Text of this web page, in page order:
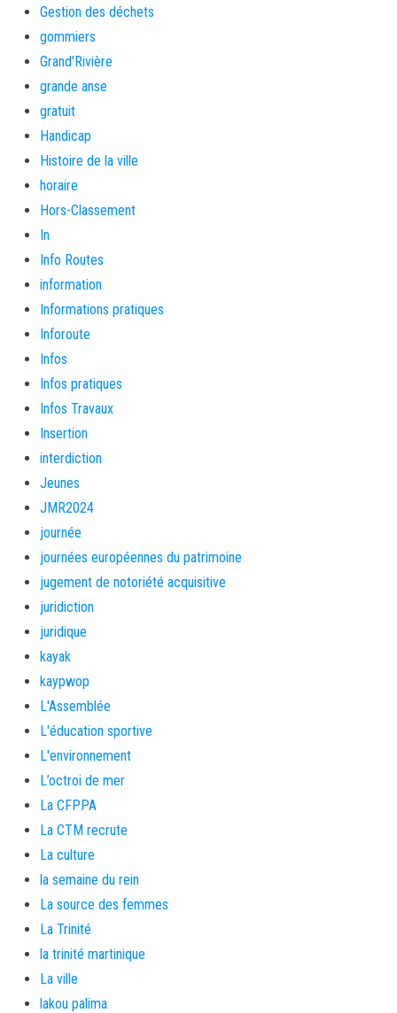
Gestion des déchets
gommiers
Grand'Rivière
grande anse
gratuit
Handicap
Histoire de la ville
horaire
Hors-Classement
In
Info Routes
information
Informations pratiques
Inforoute
Infos
Infos pratiques
Infos Travaux
Insertion
interdiction
Jeunes
JMR2024
journée
journées européennes du patrimoine
jugement de notoriété acquisitive
juridiction
juridique
kayak
kaypwop
L'Assemblée
L'éducation sportive
L'environnement
L’octroi de mer
La CFPPA
La CTM recrute
La culture
la semaine du rein
La source des femmes
La Trinité
la trinité martinique
La ville
lakou palima